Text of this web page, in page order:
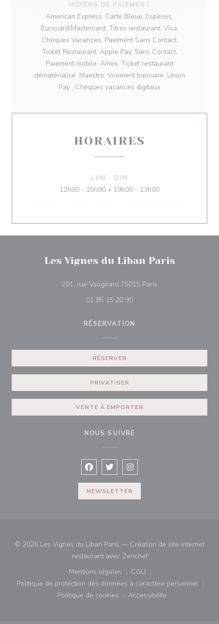
MOYENS DE PAIEMENT
American Express, Carte Bleue, Espèces,
Eurocard/Mastercard, Titres restaurant, Visa,
Chèques Vacances, Paiement Sans Contact,
Ticket Restaurant, Apple Pay, Sans Contact,
Paiement mobile, Amex, Ticket restaurant
dématérialisé, Maestro, Virement bancaire, Union
Pay , Chèques vacances digitaux
HORAIRES
LUN - DIM
12h00 - 15h00 • 19h00 - 23h00
Les Vignes du Liban Paris
291, rue Vaugirard 75015 Paris
01 85 15 20 90
RÉSERVATION
RÉSERVER
PRIVATISER
VENTE À EMPORTER
NOUS SUIVRE
Facebook ((ouvre une nouvelle
Twitter ((ouvre une nouvelle
Instagram ((ouvre une
NEWSLETTER
© 2026 Les Vignes du Liban Paris — Création de site internet
restaurant avec Zenchef((ouvre une nouvelle
Mentions légales
((ouvre une nouvelle fenêtre))
CGU
((ouvre une nouvelle
Politique de protection des données à caractère personnel
((ouvre une nouvelle fenêtre))
Politique de cookies
((ouvre une nouvelle fenêtre))
Accessibilite
((ouvre une nouvelle